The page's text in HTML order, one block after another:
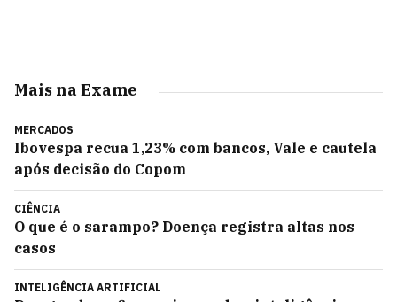
Mais na Exame
MERCADOS
Ibovespa recua 1,23% com bancos, Vale e cautela
após decisão do Copom
CIÊNCIA
O que é o sarampo? Doença registra altas nos
casos
INTELIGÊNCIA ARTIFICIAL